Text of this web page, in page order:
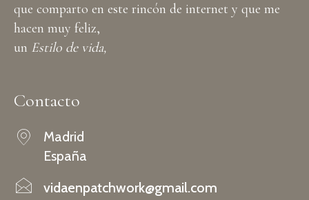
que comparto en este rincón de internet y que me
hacen muy feliz,
un Estilo de vida,
Contacto
Madrid
España
vidaenpatchwork@gmail.com